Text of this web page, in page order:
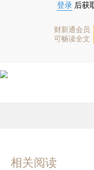
登录 后获
财新通会员
可畅读全文
相关阅读